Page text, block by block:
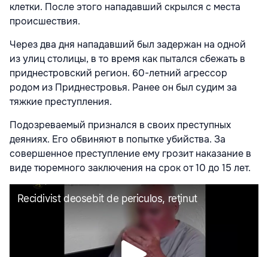
клетки. После этого нападавший скрылся с места
происшествия.
Через два дня нападавший был задержан на одной
из улиц столицы, в то время как пытался сбежать в
приднестровский регион. 60-летний агрессор
родом из Приднестровья. Ранее он был судим за
тяжкие преступления.
Подозреваемый признался в своих преступных
деяниях. Его обвиняют в попытке убийства. За
совершенное преступление ему грозит наказание в
виде тюремного заключения на срок от 10 до 15 лет.